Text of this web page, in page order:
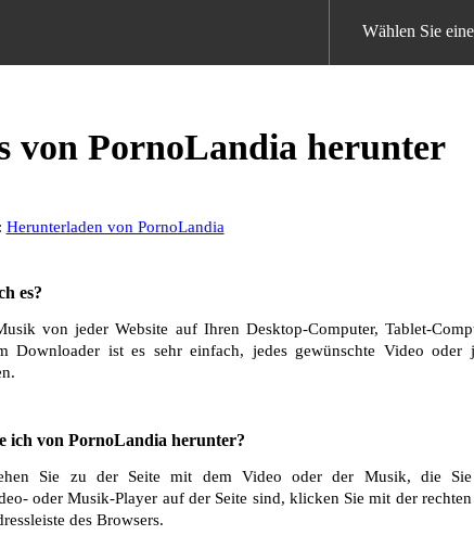
Wählen Sie
von PornoLandia herunter
Herunterladen von PornoLandia
es?
von jeder Website auf Ihren Desktop-Computer, Tablet-
Downloader ist es sehr einfach, jedes gewünschte Video oder
ich von PornoLandia herunter?
Sie zu der Seite mit dem Video oder der Musik, die Sie
oder Musik-Player auf der Seite sind, klicken Sie mit der rechten
des Browsers.